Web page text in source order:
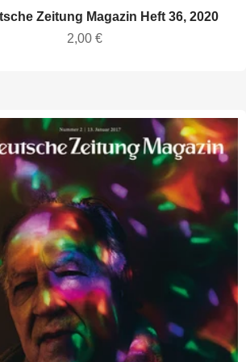
Zeitung Magazin Heft 36, 2020
Angebot
2,00 €